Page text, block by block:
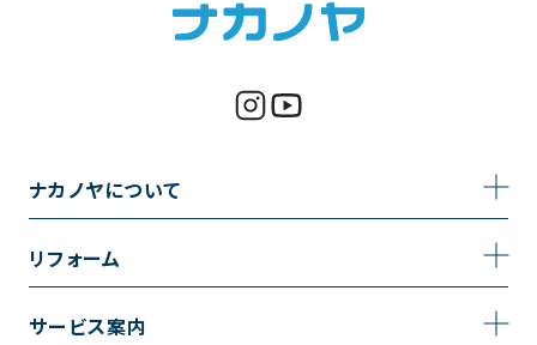
ナカノヤについて
リフォーム
トイレのリフォーム
サービス案内